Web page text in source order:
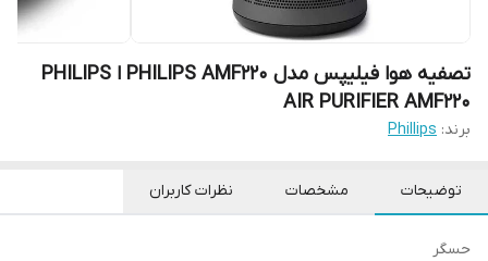
تصفیه هوا فیلیپس مدل PHILIPS AMF220 ا PHILIPS
AIR PURIFIER AMF220
برند: Phillips
توضیحات مشخصات نظرات کاربران
حسگر